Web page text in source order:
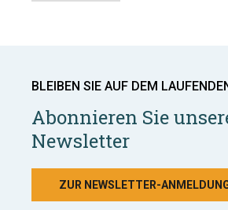
BLEIBEN SIE AUF DEM
Abonnieren Sie
Newsletter
ZUR NEWSLETTER-